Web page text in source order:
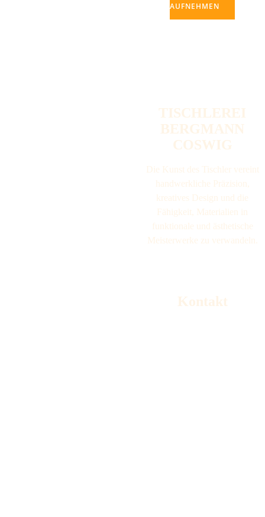
AUFNEHMEN
TISCHLEREI
BERGMANN
COSWIG
Die Kunst des Tischler vereint
handwerkliche Präzision,
kreatives Design und die
Fähigkeit, Materialien in
funktionale und ästhetische
Meisterwerke zu verwandeln.
Kontakt